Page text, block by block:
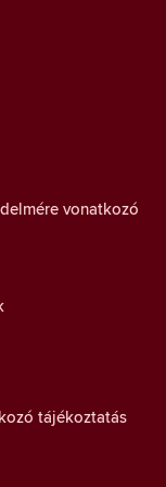
vonatkozó
tájékoztatás